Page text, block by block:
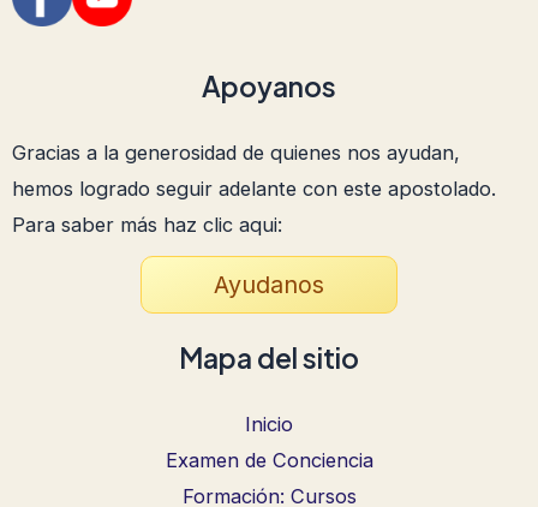
Apoyanos
Gracias a la generosidad de quienes nos ayudan,
hemos logrado seguir adelante con este apostolado.
Para saber más haz clic aqui:
Ayudanos
Mapa del sitio
Inicio
Examen de Conciencia
Formación: Cursos